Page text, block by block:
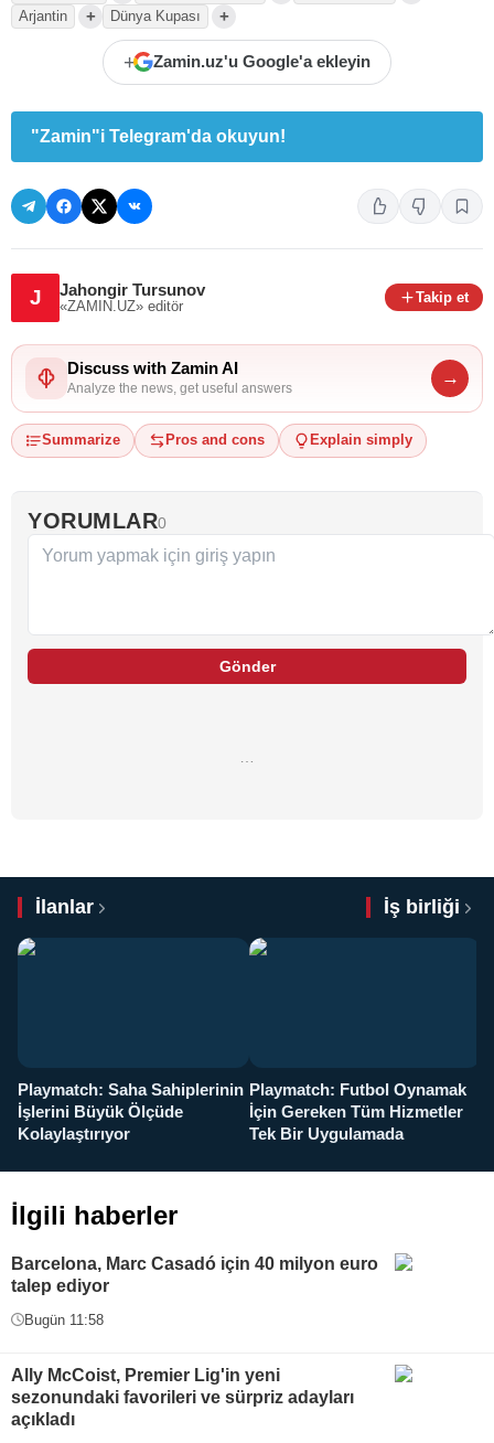
Arjantin + Dünya Kupası +
+ Zamin.uz'u Google'a ekleyin
"Zamin"i Telegram'da okuyun!
J Jahongir Tursunov
«ZAMIN.UZ» editör
Takip et
Discuss with Zamin AI
Analyze the news, get useful answers
→
Summarize Pros and cons Explain simply
YORUMLAR0
Gönder
İlanlar İş birliği
Playmatch: Saha Sahiplerinin
İşlerini Büyük Ölçüde
Kolaylaştırıyor
Playmatch: Futbol Oynamak
İçin Gereken Tüm Hizmetler
Tek Bir Uygulamada
İlgili haberler
Barcelona, Marc Casadó için 40 milyon euro
talep ediyor
Bugün 11:58
Ally McCoist, Premier Lig'in yeni
sezonundaki favorileri ve sürpriz adayları
açıkladı